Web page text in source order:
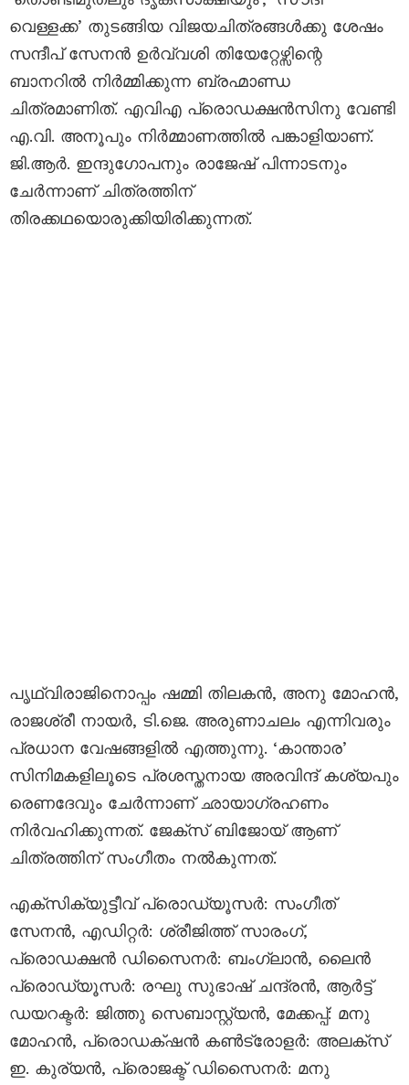
വെള്ളക്ക’ തുടങ്ങിയ വിജയചിത്രങ്ങൾക്കു ശേഷം
സന്ദീപ് സേനൻ ഉർവ്വശി തിയേറ്റേഴ്സിന്റെ
ബാനറിൽ നിർമ്മിക്കുന്ന ബ്രഹ്മാണ്ഡ
ചിത്രമാണിത്. എവിഎ പ്രൊഡക്ഷൻസിനു വേണ്ടി
എ.വി. അനൂപും നിർമ്മാണത്തിൽ പങ്കാളിയാണ്.
ജി.ആർ. ഇന്ദുഗോപനും രാജേഷ് പിന്നാടനും
ചേർന്നാണ് ചിത്രത്തിന്
തിരക്കഥയൊരുക്കിയിരിക്കുന്നത്.
പൃഥ്വിരാജിനൊപ്പം ഷമ്മി തിലകൻ, അനു മോഹൻ,
രാജശ്രീ നായർ, ടി.ജെ. അരുണാചലം എന്നിവരും
പ്രധാന വേഷങ്ങളിൽ എത്തുന്നു. ‘കാന്താര’
സിനിമകളിലൂടെ പ്രശസ്തനായ അരവിന്ദ് കശ്യപും
രെണദേവും ചേർന്നാണ് ഛായാഗ്രഹണം
നിർവഹിക്കുന്നത്. ജേക്സ് ബിജോയ് ആണ്
ചിത്രത്തിന് സംഗീതം നൽകുന്നത്.
എക്സിക്യുട്ടീവ് പ്രൊഡ്യൂസർ: സംഗീത്
സേനൻ, എഡിറ്റർ: ശ്രീജിത്ത് സാരംഗ്,
പ്രൊഡക്ഷൻ ഡിസൈനർ: ബംഗ്ലാൻ, ലൈൻ
പ്രൊഡ്യൂസർ: രഘു സുഭാഷ് ചന്ദ്രൻ, ആർട്ട്
ഡയറക്ടർ: ജിത്തു സെബാസ്റ്റ്യൻ, മേക്കപ്പ്: മനു
മോഹൻ, പ്രൊഡക്‌ഷന്‍ കണ്‍ട്രോളര്‍: അലക്‌സ്
ഇ. കുര്യന്‍, പ്രൊജക്ട് ഡിസൈനർ: മനു